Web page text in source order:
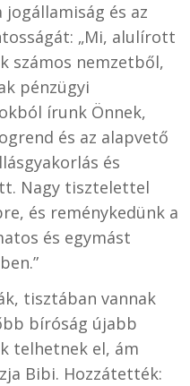
jogállamiság és az
„Mi, alulírott
számos nemzetből,
pénzügyi
írunk Önnek,
és az alapvető
és
Nagy tisztelettel
és reménykedünk a
és egymást
tisztában vannak
bíróság újabb
telhetnek el, ám
Bibi. Hozzátették: